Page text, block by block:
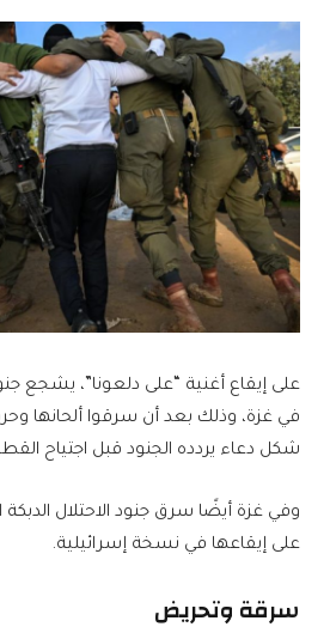
على إيقاع أغنية “على دلعونا”، يشجع
في غزة، وذلك بعد أن سرقوا ألحانها
شكل دعاء يردده الجنود قبل اجتياح
وفي غزة أيضًا سرق جنود الاحتلال
على إيقاعها في نسخة إسرائيلية.
سرقة وتحريض